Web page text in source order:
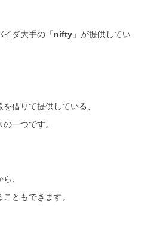
イダ大手の「nifty 」が提供してい
借りて提供している、
一つです。
、
ともできます。